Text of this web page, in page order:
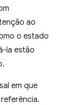
ao
o estado
la estão
em que